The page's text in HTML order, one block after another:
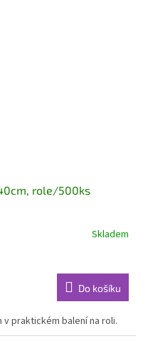
role/500ks
Skladem
Do košíku
praktickém balení na roli.